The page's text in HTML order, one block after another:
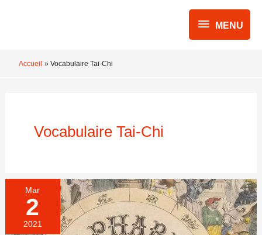
MENU
MENU
Accueil Vocabulaire Tai-Chi
Vocabulaire Tai-Chi
Mar
2
2021